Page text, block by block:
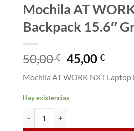
Mochila AT
Backpack 15.6″
50,00€ El
precio
original
era:
50,00 €.
45,00€El
Mochila AT WORK NXT Laptop
Hay existencias